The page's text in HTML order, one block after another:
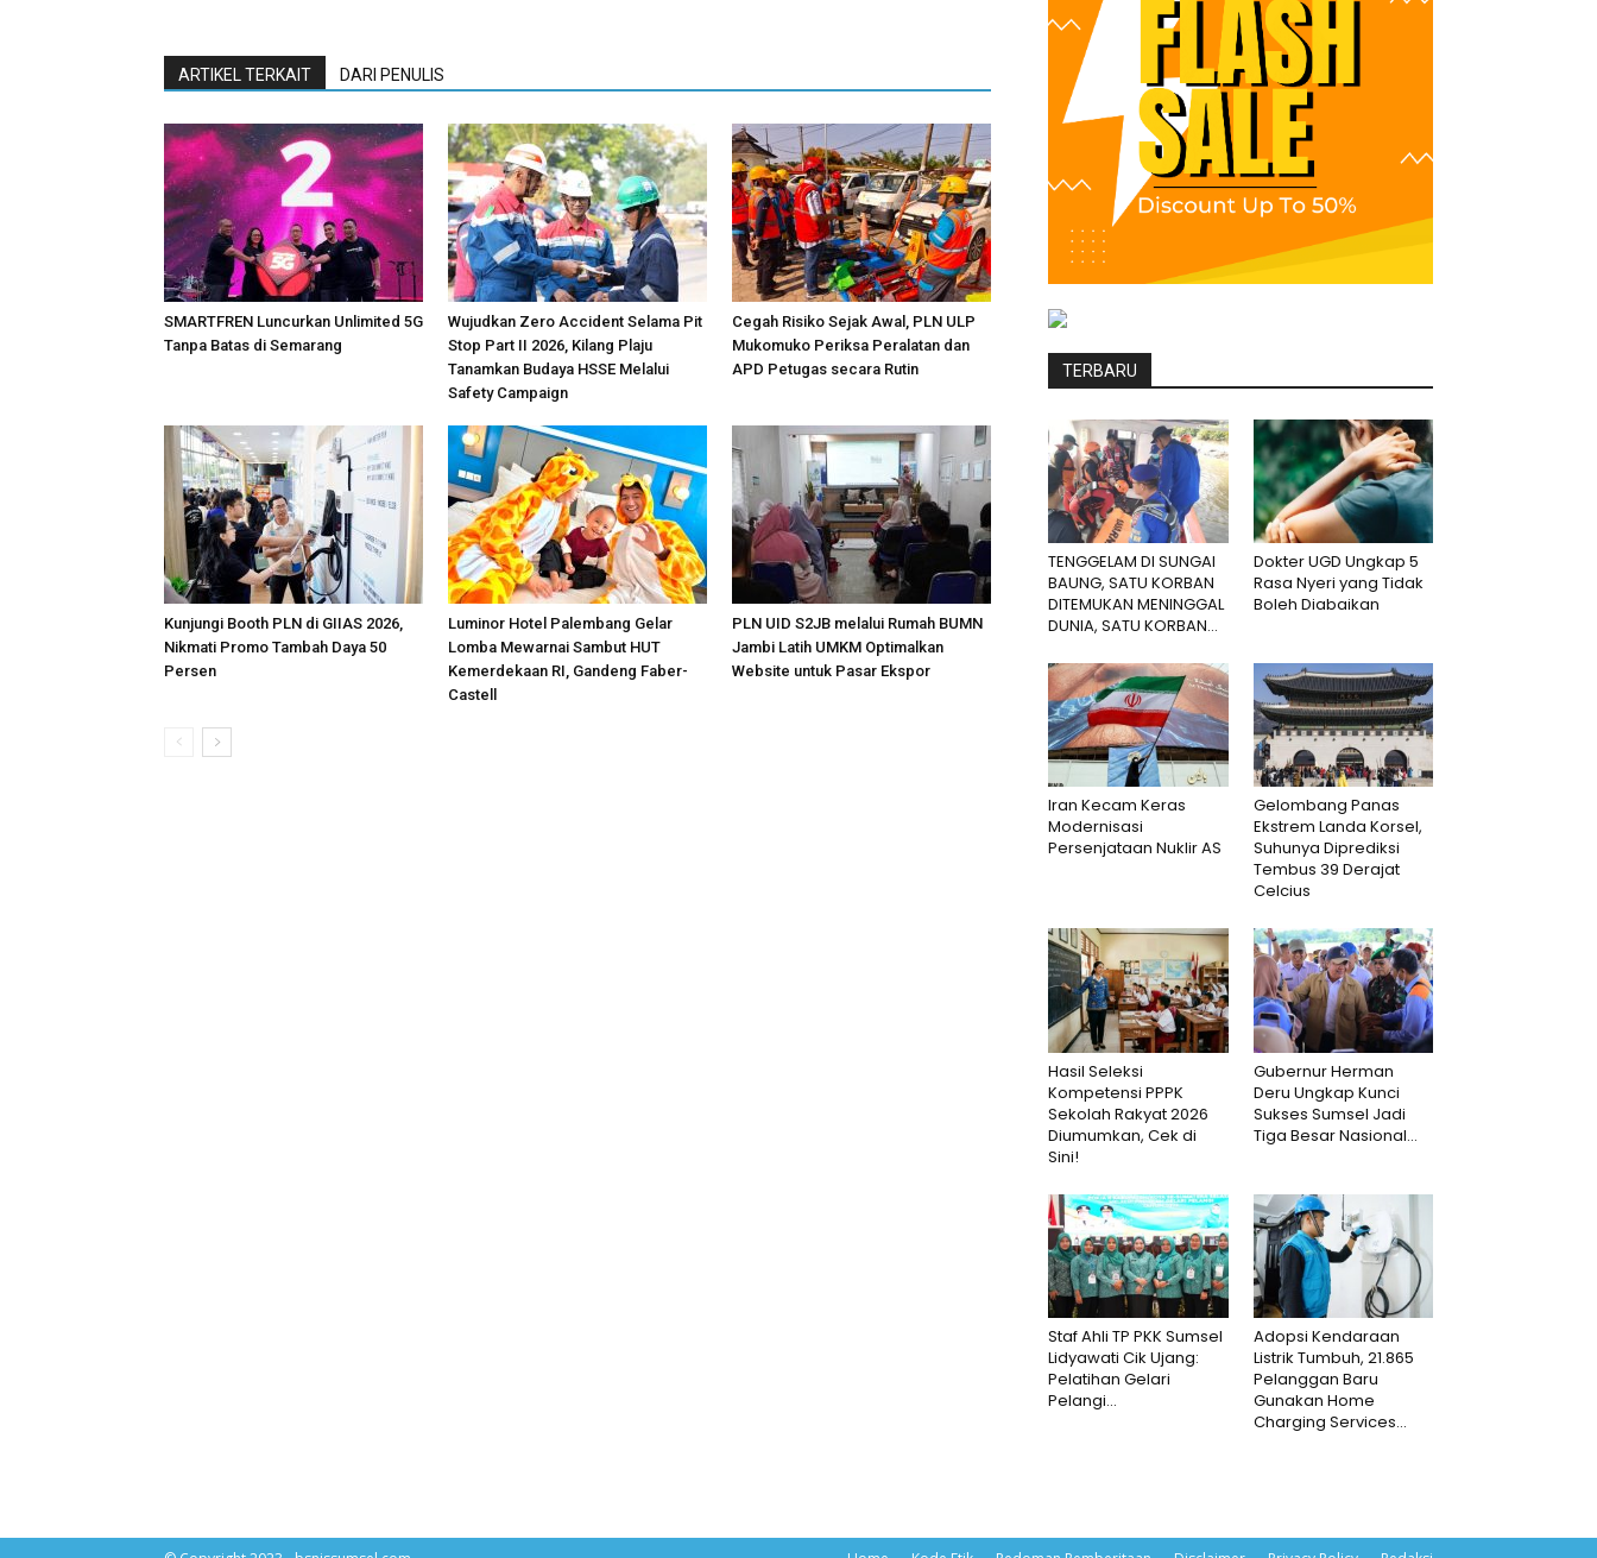
ARTIKEL TERKAIT DARI PENULIS
SMARTFREN Luncurkan Unlimited 5G
Tanpa Batas di Semarang
Wujudkan Zero Accident Selama Pit
Stop Part II 2026, Kilang Plaju
Tanamkan Budaya HSSE Melalui
Safety Campaign
Cegah Risiko Sejak Awal, PLN ULP
Mukomuko Periksa Peralatan dan
APD Petugas secara Rutin
Kunjungi Booth PLN di GIIAS 2026,
Nikmati Promo Tambah Daya 50
Persen
Luminor Hotel Palembang Gelar
Lomba Mewarnai Sambut HUT
Kemerdekaan RI, Gandeng Faber-
Castell
PLN UID S2JB melalui Rumah BUMN
Jambi Latih UMKM Optimalkan
Website untuk Pasar Ekspor
TERBARU
TENGGELAM DI SUNGAI
BAUNG, SATU KORBAN
DITEMUKAN MENINGGAL
DUNIA, SATU KORBAN...
Dokter UGD Ungkap 5
Rasa Nyeri yang Tidak
Boleh Diabaikan
Iran Kecam Keras
Modernisasi
Persenjataan Nuklir AS
Gelombang Panas
Ekstrem Landa Korsel,
Suhunya Diprediksi
Tembus 39 Derajat
Celcius
Hasil Seleksi
Kompetensi PPPK
Sekolah Rakyat 2026
Diumumkan, Cek di
Sini!
Gubernur Herman
Deru Ungkap Kunci
Sukses Sumsel Jadi
Tiga Besar Nasional...
Staf Ahli TP PKK Sumsel
Lidyawati Cik Ujang:
Pelatihan Gelari
Pelangi...
Adopsi Kendaraan
Listrik Tumbuh, 21.865
Pelanggan Baru
Gunakan Home
Charging Services...